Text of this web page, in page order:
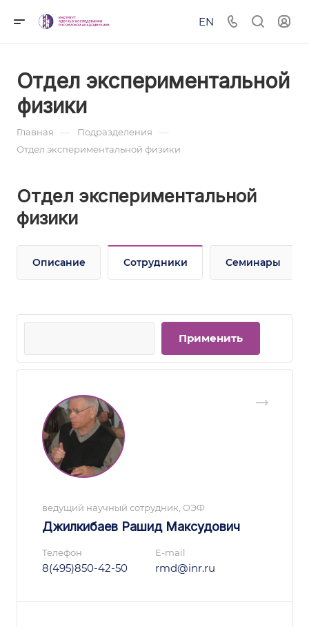
EN
Отдел экспериментальной
физики
Главная — Подразделения —
Отдел экспериментальной физики
Отдел экспериментальной
физики
Описание Сотрудники Семинары
ведущий научный сотрудник, ОЭФ
Джилкибаев Рашид Максудович
Телефон
8(495)850-42-50
E-mail
rmd@inr.ru